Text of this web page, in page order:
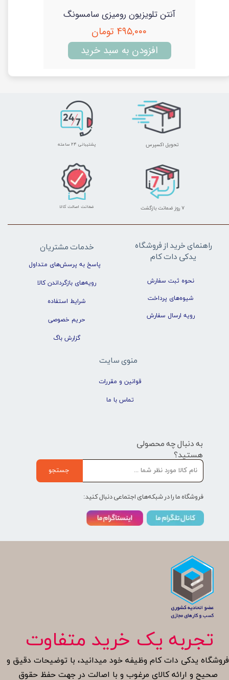
آنتن تلویزیون رومیزی سامسونگ
۴۹۵,۰۰۰ تومان
افزودن به سبد خرید
تجربه یک خرید متفاوت
فروشگاه یدکی دات کام وظیفه خود میدانید، با توضیحات دقیق و
صحیح و ارائه کالای مرغوب و با اصالت در جهت حفظ حقوق
تحویل اکسپرس پشتیبانی ۲۴ ساعته
۷ روز ضمانت بازگشت ضمانت اصالت کالا
راهنمای خرید از فروشگاه
یدکی دات کام
نحوه ثبت سفارش
شیوه‌های پرداخت
رویه ارسال سفارش
خدمات مشتریان
پاسخ به پرسش‌های متداول
رویه‌های بازگرداندن کالا
شرایط استفاده
حریم خصوصی
گزارش باگ
منوی سایت
قوانین و مقررات
تماس با ما
به دنبال چه محصولی
هستید؟
جستجو
فروشگاه ما را در شبکه‌های اجتماعی دنبال کنید: